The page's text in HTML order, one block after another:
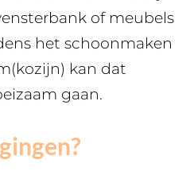
of meubels
het schoonmaken
kan dat
gaan.